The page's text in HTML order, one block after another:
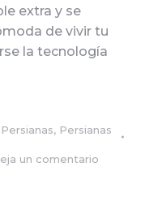
extra y se
de vivir tu
la tecnología
Persianas, Persianas
un comentario